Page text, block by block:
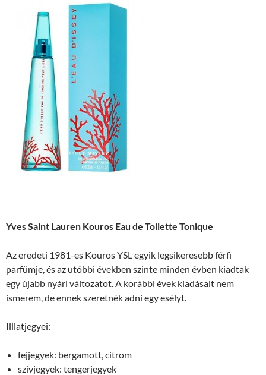
Yves Saint Lauren Kouros Eau de Toilette Tonique
Az eredeti 1981-es Kouros YSL egyik legsikeresebb férfi
parfümje, és az utóbbi években szinte minden évben kiadtak
egy újabb nyári változatot. A korábbi évek kiadásait nem
ismerem, de ennek szeretnék adni egy esélyt.
Illlatjegyei:
fejjegyek: bergamott, citrom
szívjegyek: tengerjegyek